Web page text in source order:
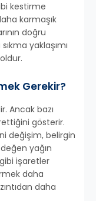
kestirme
karmaşık
doğru
yaklaşımı
Gerekir?
Ancak bazı
gösterir.
değişim, belirgin
yağın
işaretler
daha
daha